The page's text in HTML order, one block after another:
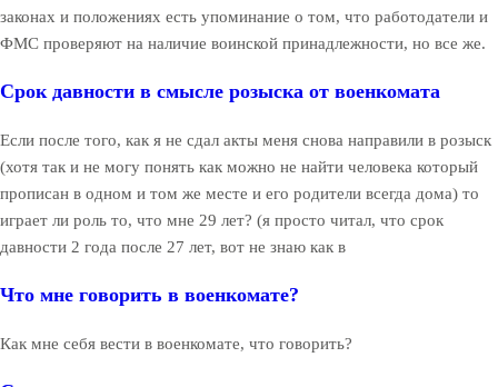
законах и положениях есть упоминание о том, что работодатели и
ФМС проверяют на наличие воинской принадлежности, но все же.
Срок давности в смысле розыска от военкомата
Если после того, как я не сдал акты меня снова направили в розыск
(хотя так и не могу понять как можно не найти человека который
прописан в одном и том же месте и его родители всегда дома) то
играет ли роль то, что мне 29 лет? (я просто читал, что срок
давности 2 года после 27 лет, вот не знаю как в
Что мне говорить в военкомате?
Как мне себя вести в военкомате, что говорить?